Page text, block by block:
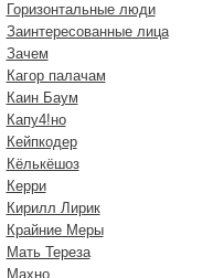
Горизонтальные люди
Заинтересованные лица
Зачем
Кагор палачам
Каин Баум
Капу4!но
Кейпкодер
Кёлькёшоз
Керри
Кирилл Лирик
Крайние Меры
Мать Тереза
Махно